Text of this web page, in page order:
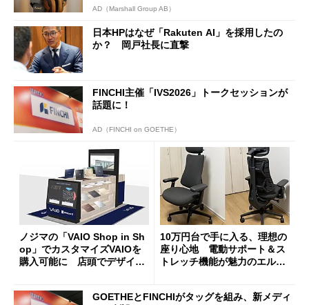
AD（Marshall Group AB）
日本HPはなぜ「Rakuten AI」を採用したの
か？ 岡戸社長に直撃
FINCHI主催「IVS2026」トークセッションが
話題に！
AD（FINCHI on GOETHE）
ノジマの「VAIO Shop in Sh
op」でカスタマイズVAIOを
購入可能に 店頭でデザイン
10万円台で手に入る、理想の
座り心地 電動サポート＆ス
トレッチ機能が魅力のエルゴ
GOETHEとFINCHIがタッグを組み、新メディ